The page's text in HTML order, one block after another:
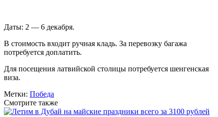
Даты: 2 — 6 декабря.
В стоимость входит ручная кладь. За перевозку багажа
потребуется доплатить.
Для посещения латвийской столицы потребуется шенгенская
виза.
Метки: Победа
Смотрите также